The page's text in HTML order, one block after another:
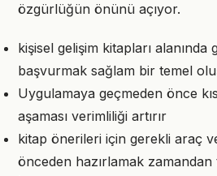
özgürlüğün önünü açıyor.
kişisel gelişim kitapları
başvurmak sağlam bir temel
Uygulamaya geçmeden önce
aşaması verimliliği artırır
kitap önerileri için gerekli araç
önceden hazırlamak